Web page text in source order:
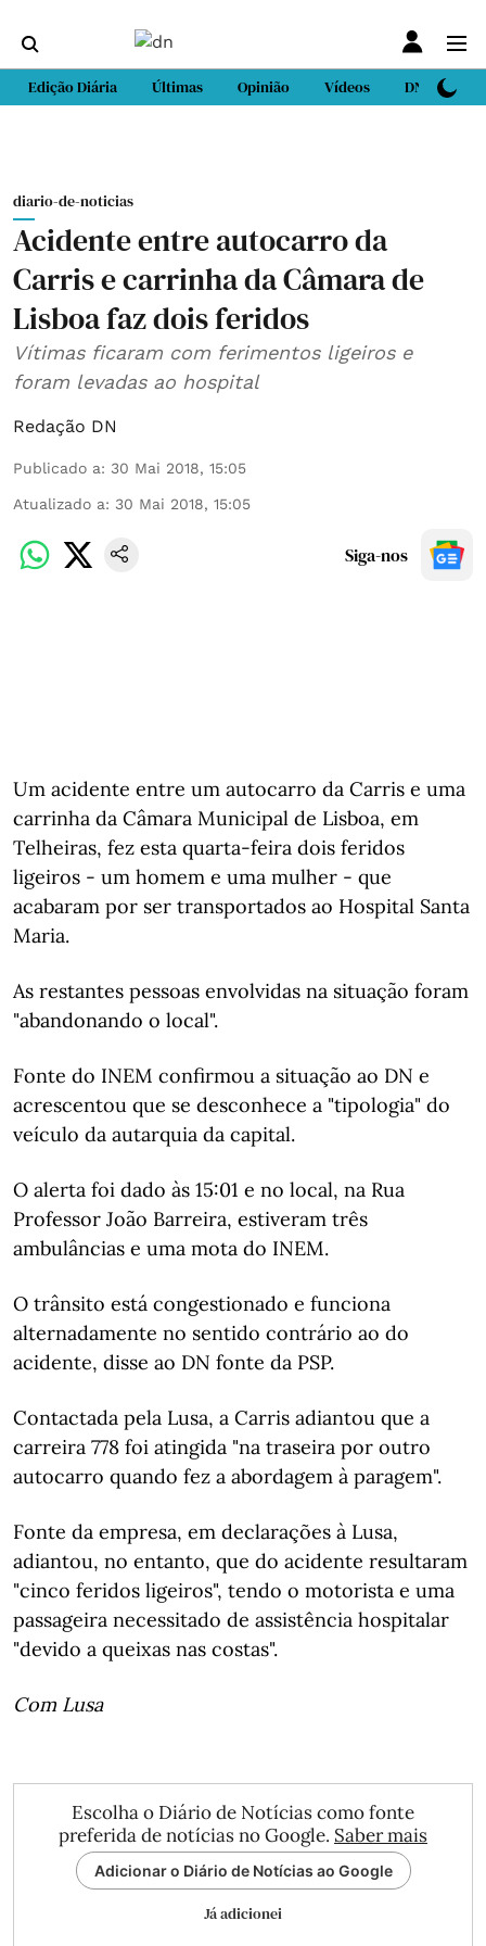
Edição Diária Últimas Opinião Vídeos DN Sport
diario-de-noticias
Acidente entre autocarro da
Carris e carrinha da Câmara de
Lisboa faz dois feridos
Vítimas ficaram com ferimentos ligeiros e
foram levadas ao hospital
Redação DN
Publicado a: 30 Mai 2018, 15:05
Atualizado a: 30 Mai 2018, 15:05
Siga-nos
Um acidente entre um autocarro da Carris e uma
carrinha da Câmara Municipal de Lisboa, em
Telheiras, fez esta quarta-feira dois feridos
ligeiros - um homem e uma mulher - que
acabaram por ser transportados ao Hospital Santa
Maria.
As restantes pessoas envolvidas na situação foram
"abandonando o local".
Fonte do INEM confirmou a situação ao DN e
acrescentou que se desconhece a "tipologia" do
veículo da autarquia da capital.
O alerta foi dado às 15:01 e no local, na Rua
Professor João Barreira, estiveram três
ambulâncias e uma mota do INEM.
O trânsito está congestionado e funciona
alternadamente no sentido contrário ao do
acidente, disse ao DN fonte da PSP.
Contactada pela Lusa, a Carris adiantou que a
carreira 778 foi atingida "na traseira por outro
autocarro quando fez a abordagem à paragem".
Fonte da empresa, em declarações à Lusa,
adiantou, no entanto, que do acidente resultaram
"cinco feridos ligeiros", tendo o motorista e uma
passageira necessitado de assistência hospitalar
"devido a queixas nas costas".
Com Lusa
Escolha o Diário de Notícias como fonte
preferida de notícias no Google. Saber mais
Adicionar o Diário de Notícias ao Google
Já adicionei